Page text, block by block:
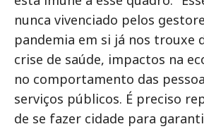
nunca vivenciado pelos
pandemia em si já nos trouxe
crise de saúde, impactos na
no comportamento das
serviços públicos. É preciso
de se fazer cidade para